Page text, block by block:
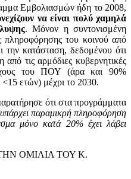
Εμβολιασμών ήδη το 2008,
να είναι πολύ χαμηλά
. Μόνον η συντονισμένη
πληροφόρησης του κοινού από
την κατάσταση, δεδομένου ότι
τις αρμόδιες κυβερνητικές
του ΠΟΥ (άρα και 90%
ετών) μέχρι το 2030.
ότι στα προγράμματα
παραμικρή πληροφόρηση
μόνο κατά 20% έχει λάβει
ΟΜΙΛΙΑ ΤΟΥ Κ.